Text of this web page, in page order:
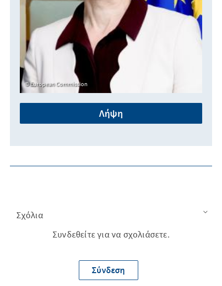
European Commission
Λήψη
Σχόλια
Συνδεθείτε για να σχολιάσετε.
Σύνδεση